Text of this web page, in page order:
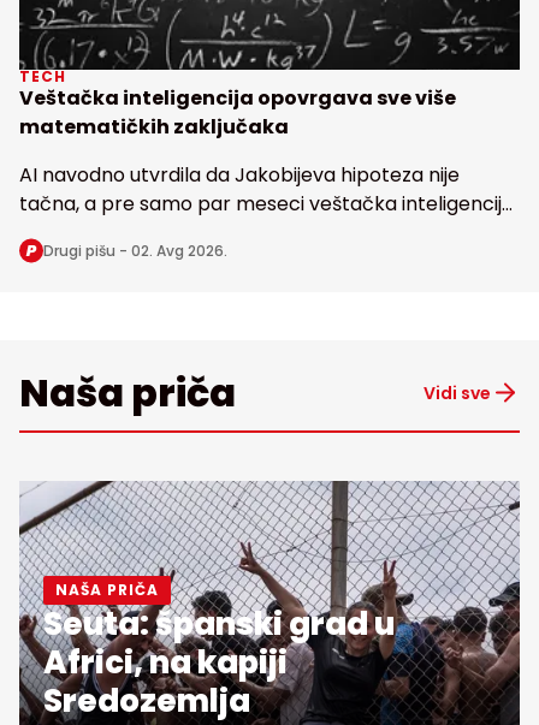
TECH
Veštačka inteligencija opovrgava sve više
matematičkih zaključaka
AI navodno utvrdila da Jakobijeva hipoteza nije
tačna, a pre samo par meseci veštačka inteligencija
dovela u pitanje i poznatu Erdoševu hipotezu, obe
stare bezmalo 100 godina
Drugi pišu - 02. Avg 2026.
Naša priča Vidi sve
NAŠA PRIČA
Seuta: španski grad u
Africi, na kapiji
Sredozemlja